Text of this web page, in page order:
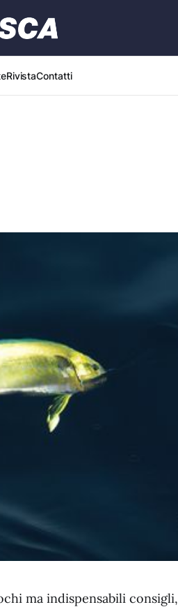
RivistaContatti
ma indispensabili consigli,